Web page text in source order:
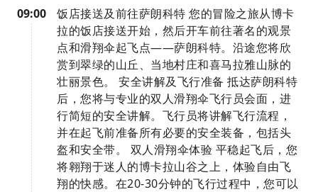
09:00
饭店接送及前往萨朗科特 您的冒险之旅从博卡
拉的饭店接送开始，然后开车前往著名的观景
点和滑翔伞起飞点——萨朗科特。沿途您将欣
赏到翠绿的山丘、当地村庄和喜马拉雅山脉的
壮丽景色。 安全讲解及飞行准备 抵达萨朗科特
后，您将与专业的双人滑翔伞飞行员会面，进
行简短的安全讲解。飞行员将讲解飞行流程，
并在起飞前准备所有必要的安全装备，包括头
盔和安全带。 双人滑翔伞体验 平稳起飞后，您
将翱翔于迷人的博卡拉山谷之上，体验自由飞
翔的快感。在20-30分钟的飞行过程中，您可以